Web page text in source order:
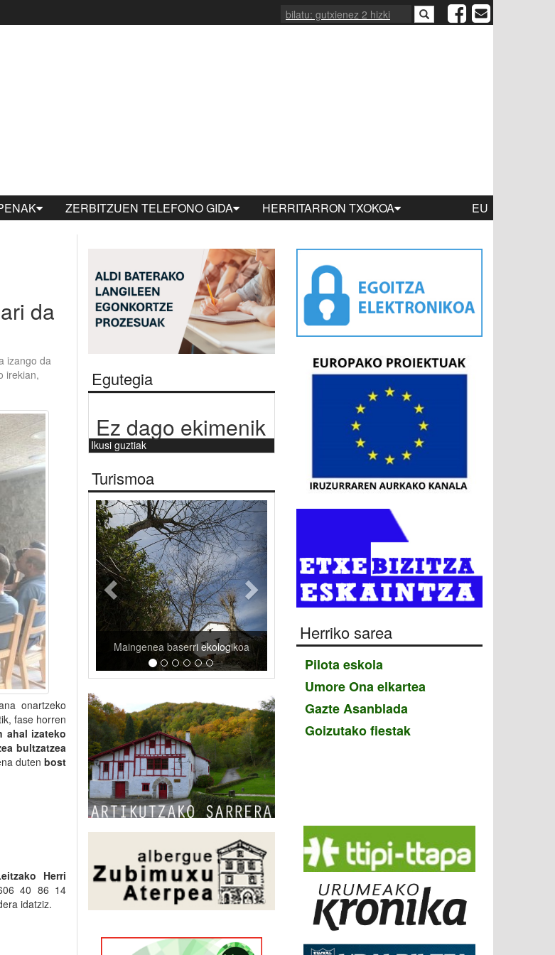
ZERBITZUEN TELEFONO GIDA HERRITARRON TXOKOA EU
da
izango da
irekian,
onartzeko
fase horren
ahal izateko
bultzatzea
duten bost
Herri
40 86 14
idatziz.
Egutegia
Ez dago ekimenik
Ikusi guztiak
Turismoa
Maingenea baserri ekologikoa
Aurrekoa Hurrengoa
Herriko sarea
Pilota eskola
Umore Ona elkartea
Gazte Asanblada
Goizutako fiestak